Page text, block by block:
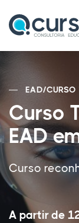
EAD/
Curso
EAD
Curso
A partir de